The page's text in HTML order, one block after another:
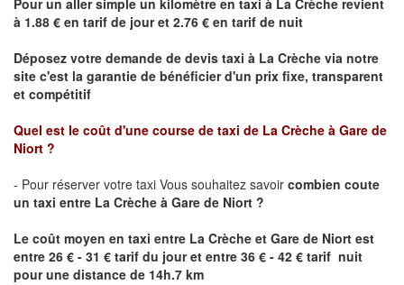
Pour un aller simple un kilomètre en taxi à La Crèche revient
à 1.88 € en tarif de jour et 2.76 € en tarif de nuit
Déposez votre demande de devis taxi à La Crèche via notre
site c'est la garantie de bénéficier d'un prix fixe, transparent
et compétitif
Quel est le coût d'une course de taxi de La Crèche à Gare de
Niort ?
- Pour réserver votre taxi Vous souhaitez savoir combien coute
un taxi entre La Crèche à Gare de Niort ?
Le coût moyen en taxi entre La Crèche et Gare de Niort est
entre 26 € - 31 € tarif du jour et entre 36 € - 42 € tarif nuit
pour une distance de 14h.7 km